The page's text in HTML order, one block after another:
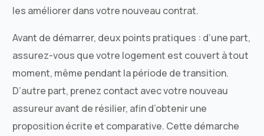
les améliorer dans votre nouveau contrat.
Avant de démarrer, deux points pratiques : d’une part,
assurez-vous que votre logement est couvert à tout
moment, même pendant la période de transition.
D’autre part, prenez contact avec votre nouveau
assureur avant de résilier, afin d’obtenir une
proposition écrite et comparative. Cette démarche